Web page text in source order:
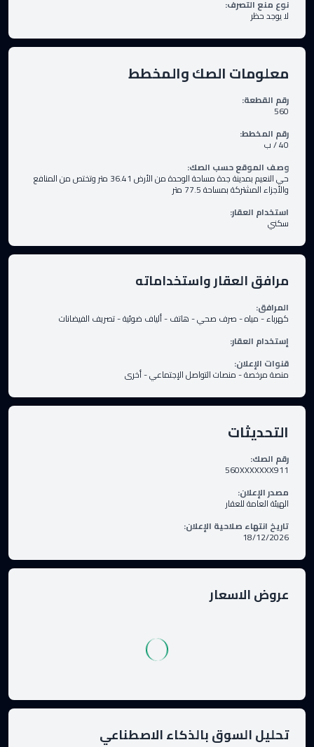
نوع منع التصرف:
لا يوجد حظر
معلومات الصك والمخطط
رقم القطعة:
560
رقم المخطط:
40 / ب
وصف الموقع حسب الصك:
حي النعيم بمدينة جدة مساحة الوحدة من الأرض 36.41 متر وتختص من المنافع
والأجزاء المشتركة بمساحة 77.5 متر
استخدام العقار:
سكني
مرافق العقار واستخداماته
المرافق:
كهرباء-مياه-صرف صحي-هاتف-ألياف ضوئية-تصريف الفيضانات
إستخدام العقار:
قنوات الإعلان:
منصة مرخصة-منصات التواصل الإجتماعي-أخرى
التحديثات
رقم الصك:
560XXXXXXX911
مصدر الإعلان:
الهيئة العامة للعقار
تاريخ انتهاء صلاحية الإعلان:
18/12/2026
عروض الاسعار
تحليل السوق بالذكاء الاصطناعي